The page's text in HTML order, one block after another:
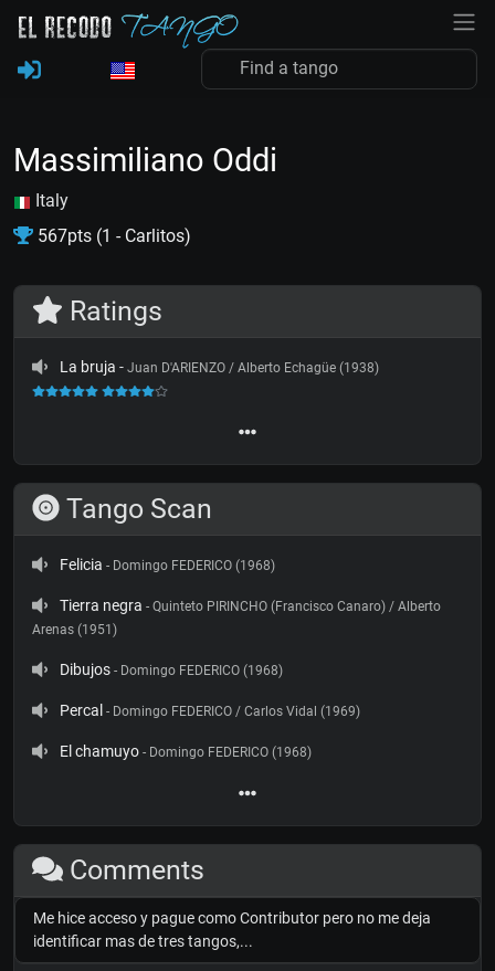
Massimiliano Oddi
Italy
567pts (1 - Carlitos)
Ratings
La bruja - Juan D'ARIENZO / Alberto Echagüe (1938)
Tango Scan
Felicia - Domingo FEDERICO (1968)
Tierra negra - Quinteto PIRINCHO (Francisco Canaro) / Alberto
Arenas (1951)
Dibujos - Domingo FEDERICO (1968)
Percal - Domingo FEDERICO / Carlos Vidal (1969)
El chamuyo - Domingo FEDERICO (1968)
Comments
Me hice acceso y pague como Contributor pero no me deja
identificar mas de tres tangos,...